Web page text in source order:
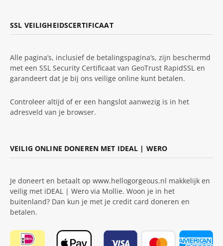
SSL VEILIGHEIDSCERTIFICAAT
Alle pagina’s, inclusief de betalingspagina’s, zijn beschermd
met een SSL Security Certificaat van GeoTrust RapidSSL en
garandeert dat je bij ons veilige online kunt betalen.
Controleer altijd of er een hangslot aanwezig is in het
adresveld van je browser.
VEILIG ONLINE DONEREN MET IDEAL | WERO
Je doneert en betaalt op www.hellogorgeous.nl makkelijk en
veilig met iDEAL | Wero via Mollie. Woon je in het
buitenland? Dan kun je met je credit card doneren en
betalen.